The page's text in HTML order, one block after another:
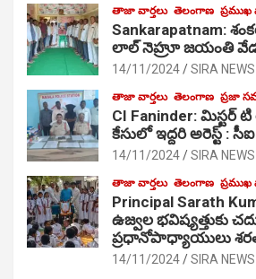
తాజా వార్తలు తెలంగాణ ప్రముఖ
Sankarapatnam:
లాల్ నెహ్రూ జయంతి
14/11/2024 SIRA NEWS
తాజా వార్తలు తెలంగాణ ప్రజా
CI Faninder: మిస్టర్
కేసులో ఇద్దరి అరెస్ట్ :
14/11/2024 SIRA NEWS
తాజా వార్తలు తెలంగాణ ప్రముఖ
Principal Sarath
ఉజ్వల భవిష్యత్తుకు
ప్రధానోపాధ్యాయులు
14/11/2024 SIRA NEWS